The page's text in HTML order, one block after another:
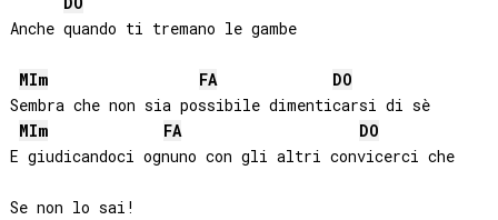
Anche quando ti tremano le gambe
MIm FA
DO
Sembra che non sia possibile dimenticarsi di sè
MIm FA
DO
E giudicandoci ognuno con gli altri convicerci che
Se non lo sai!